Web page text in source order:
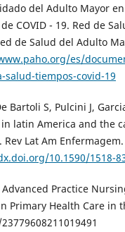
del Adulto Mayor
COVID - 19. Red de
de Salud del Adulto
es/
salud-tiempos-covid-19
Bartoli S, Pulcini J,
latin America and the
Rev Lat Am
10.1590/1518-
Advanced Practice
Primary Health Care in